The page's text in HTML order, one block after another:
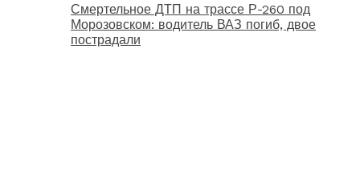
Смертельное ДТП на трассе Р-260 под
Морозовском: водитель ВАЗ погиб, двое
пострадали